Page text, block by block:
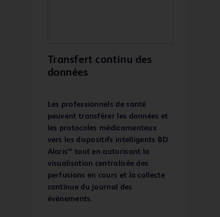
Transfert continu des
données
Les professionnels de santé
peuvent transférer les données et
les protocoles médicamenteux
vers les dispositifs intelligents BD
Alaris™ tout en autorisant la
visualisation centralisée des
perfusions en cours et la collecte
continue du journal des
évènements.